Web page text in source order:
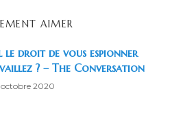
AIMER
droit de vous espionner
? – The Conversation
2020